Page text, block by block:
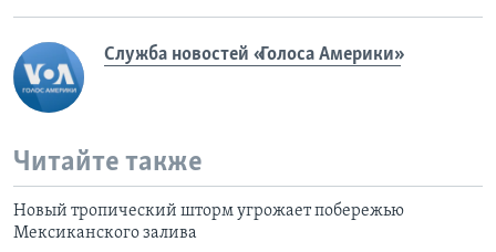
Служба новостей «Голоса Америки»
Читайте также
Новый тропический шторм угрожает побережью
Мексиканского залива